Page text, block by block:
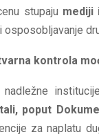
stupaju mediji
kontrola
poput
za naplatu